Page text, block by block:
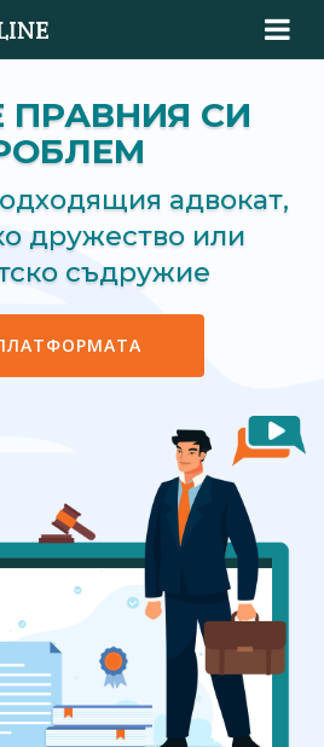
ПРАВНИЯ СИ
адвокат,
дружество или
съдружие